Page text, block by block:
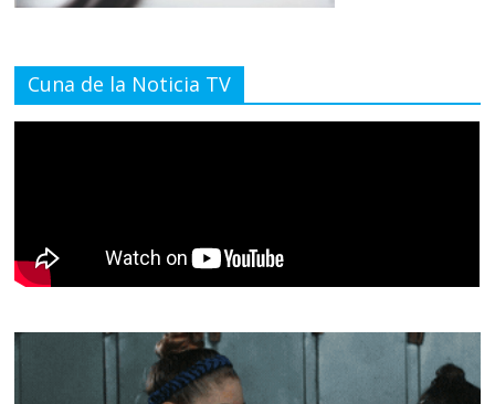
Cuna de la Noticia TV